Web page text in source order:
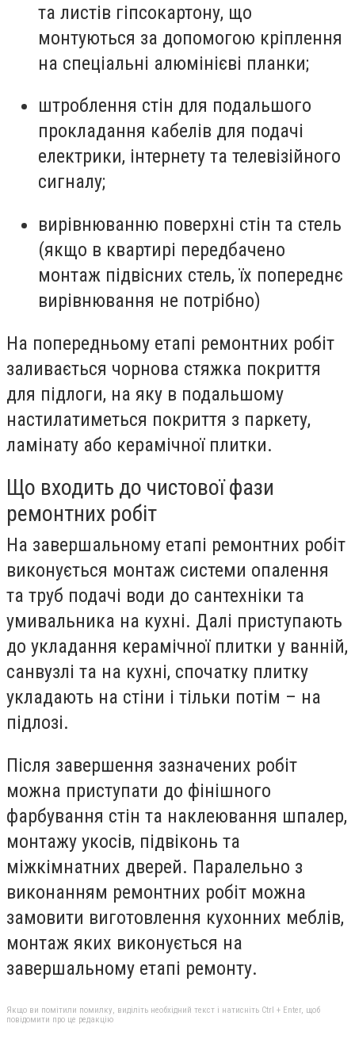
та листів гіпсокартону, що
монтуються за допомогою кріплення
на спеціальні алюмінієві планки;
штроблення стін для подальшого
прокладання кабелів для подачі
електрики, інтернету та телевізійного
сигналу;
вирівнюванню поверхні стін та стель
(якщо в квартирі передбачено
монтаж підвісних стель, їх попереднє
вирівнювання не потрібно)
На попередньому етапі ремонтних робіт
заливається чорнова стяжка покриття
для підлоги, на яку в подальшому
настилатиметься покриття з паркету,
ламінату або керамічної плитки.
Що входить до чистової фази
ремонтних робіт
На завершальному етапі ремонтних робіт
виконується монтаж системи опалення
та труб подачі води до сантехніки та
умивальника на кухні. Далі приступають
до укладання керамічної плитки у ванній,
санвузлі та на кухні, спочатку плитку
укладають на стіни і тільки потім – на
підлозі.
Після завершення зазначених робіт
можна приступати до фінішного
фарбування стін та наклеювання шпалер,
монтажу укосів, підвіконь та
міжкімнатних дверей. Паралельно з
виконанням ремонтних робіт можна
замовити виготовлення кухонних меблів,
монтаж яких виконується на
завершальному етапі ремонту.
Якщо ви помітили помилку, виділіть необхідний текст і натисніть Ctrl + Enter, щоб
повідомити про це редакцію